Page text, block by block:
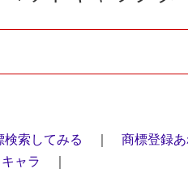
検索してみる
商標登録
ャラ